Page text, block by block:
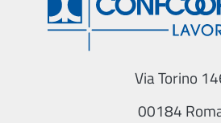
Via Torino
00184